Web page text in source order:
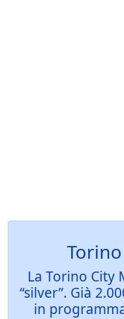
La Torino City
“silver”. Già
in